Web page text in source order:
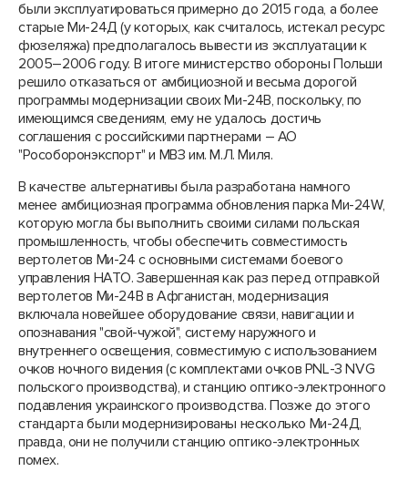
были эксплуатироваться примерно до 2015 года, а более
старые Ми-24Д (у которых, как считалось, истекал ресурс
фюзеляжа) предполагалось вывести из эксплуатации к
2005–2006 году. В итоге министерство обороны Польши
решило отказаться от амбициозной и весьма дорогой
программы модернизации своих Ми-24В, поскольку, по
имеющимся сведениям, ему не удалось достичь
соглашения с российскими партнерами – АО
"Рособоронэкспорт" и МВЗ им. М.Л. Миля.
В качестве альтернативы была разработана намного
менее амбициозная программа обновления парка Ми-24W,
которую могла бы выполнить своими силами польская
промышленность, чтобы обеспечить совместимость
вертолетов Ми-24 с основными системами боевого
управления НАТО. Завершенная как раз перед отправкой
вертолетов Ми-24В в Афганистан, модернизация
включала новейшее оборудование связи, навигации и
опознавания "свой-чужой", систему наружного и
внутреннего освещения, совместимую с использованием
очков ночного видения (с комплектами очков PNL-3 NVG
польского производства), и станцию оптико-электронного
подавления украинского производства. Позже до этого
стандарта были модернизированы несколько Ми-24Д,
правда, они не получили станцию оптико-электронных
помех.